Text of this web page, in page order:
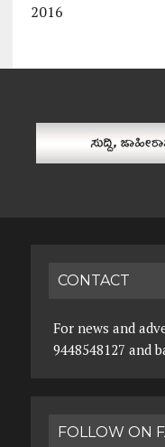
2016
CONTACT
For news and
9448548127 and
FOLLOW ON